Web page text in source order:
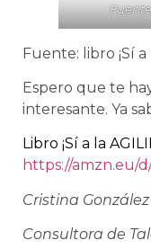
Fuente: libro ¡Sí a
Espero que te
interesante. Ya
Libro ¡Sí a la
https://amzn.eu/
Cristina
Consultora de